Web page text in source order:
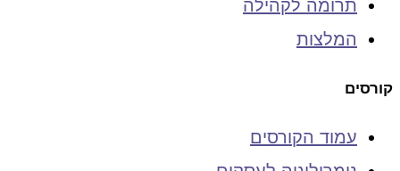
תרומה לקהילה
המלצות
קורסים
עמוד הקורסים